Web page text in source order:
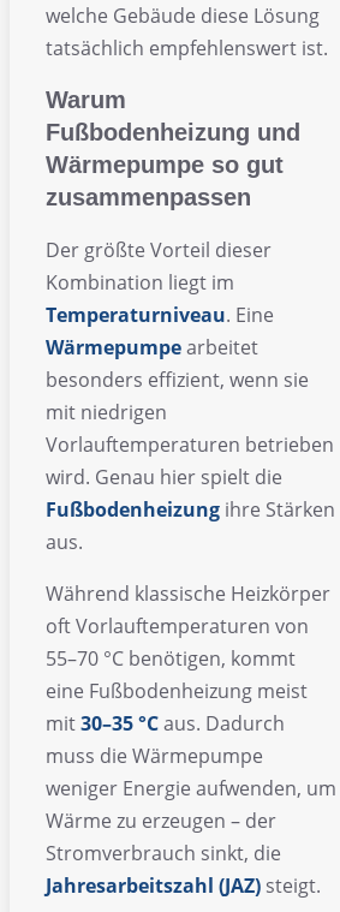
welche Gebäude diese Lösung
tatsächlich empfehlenswert ist.
Warum
Fußbodenheizung und
Wärmepumpe so gut
zusammenpassen
Der größte Vorteil dieser
Kombination liegt im
Temperaturniveau. Eine
Wärmepumpearbeitet
besonders effizient, wenn sie
mit niedrigen
Vorlauftemperaturen betrieben
wird. Genau hier spielt die
Fußbodenheizung ihre Stärken
aus.
Während klassische Heizkörper
oft Vorlauftemperaturen von
55–70 °C benötigen, kommt
eine Fußbodenheizung meist
mit30–35 °Caus. Dadurch
muss die Wärmepumpe
weniger Energie aufwenden, um
Wärme zu erzeugen – der
Stromverbrauch sinkt, die
Jahresarbeitszahl (JAZ) steigt.